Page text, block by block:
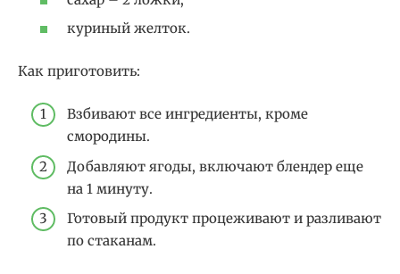
куриный желток.
Как приготовить:
Взбивают все ингредиенты, кроме
смородины.
Добавляют ягоды, включают блендер еще
на 1 минуту.
Готовый продукт процеживают и разливают
по стаканам.